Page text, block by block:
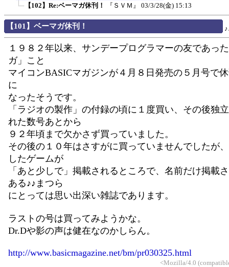
【102】Re:ベーマガ休刊！
『ＳＶＭ』 03/3/28(金) 15:13
【101】ベーマガ休刊！
１９８２年以来、サンデープログラマーの友であっ
ガ」こと
マイコンBASICマガジンが４月８日発売の５月号で
に
なったそうです。
「ラジオの製作」の付録の頃に１度買い、その後独
れた数号あとから
９２年頃まで欠かさず買っていました。
その後の１０年はさすがに買っていませんでしたが
したゲームが
「あと少しで」掲載されるところで、名前だけ掲載
ある♪♪まつら
にとっては思い出深い雑誌であります。
ラストの号は買ってみようかな。
Dr.Dや影の声は健在なのかしらん。
http://www.basicmagazine.net/bm/pr030325.html
<Mozilla/4.0